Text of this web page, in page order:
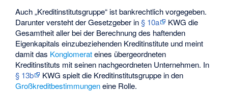
Auch „Kreditinstitutsgruppe“ ist bankrechtlich vorgegeben.
Darunter versteht der Gesetzgeber in§ 10a
KWG die
Gesamtheit aller bei der Berechnung des haftenden
Eigenkapitals einzubeziehenden Kreditinstitute und meint
damit das Konglomerateines übergeordneten
Kreditinstituts mit seinen nachgeordneten Unternehmen. In
§ 13b
KWG spielt die Kreditinstitutsgruppe in den
Großkreditbestimmungeneine Rolle.